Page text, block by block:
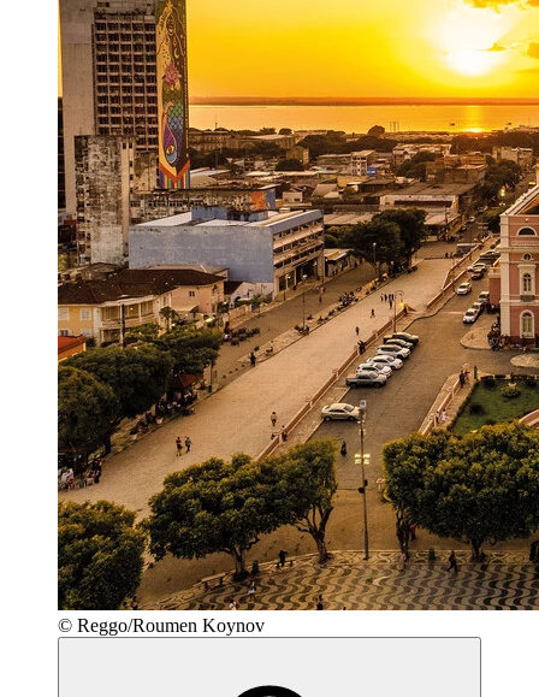
© Reggo/Roumen Koynov